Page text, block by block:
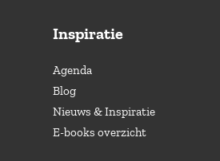
Inspiratie
Agenda
Blog
Nieuws & Inspiratie
E-books overzicht